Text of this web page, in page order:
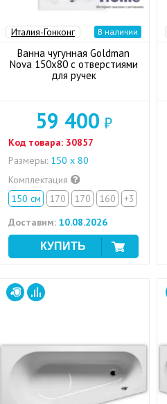
Италия-Гонконг В наличии
Ванна чугунная Goldman
Nova 150x80 с отверстиями
для ручек
59 400 ₽
Код товара: 30857
Размеры: 150 х 80
Комплектация
150 см
170 170 160
+3
Доставим: 10.08.2026